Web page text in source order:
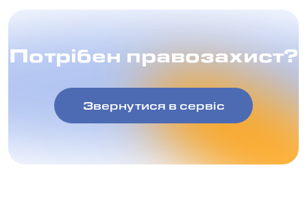
Потрібен правозахист?
Звернутися в сервіс